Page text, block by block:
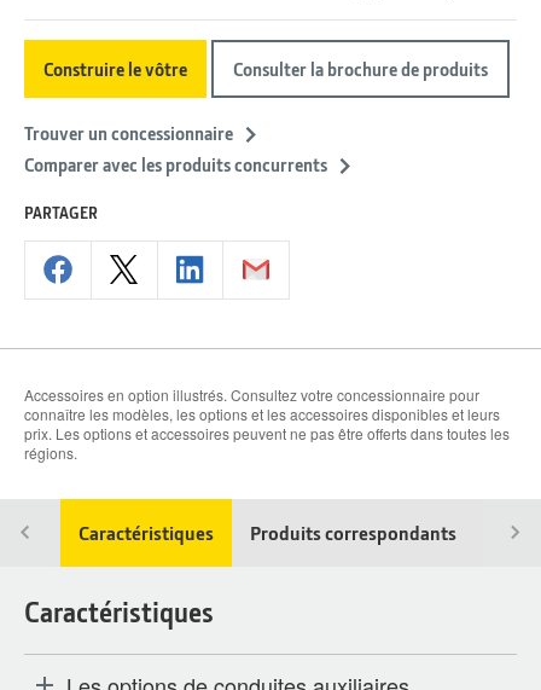
Construire le vôtre Consulter la brochure de produits
Trouver un concessionnaire
Comparer avec les produits concurrents
PARTAGER
Accessoires en option illustrés. Consultez votre concessionnaire pour
connaître les modèles, les options et les accessoires disponibles et leurs
prix. Les options et accessoires peuvent ne pas être offerts dans toutes les
régions.
Caractéristiques Produits correspondants
Caractéristiques